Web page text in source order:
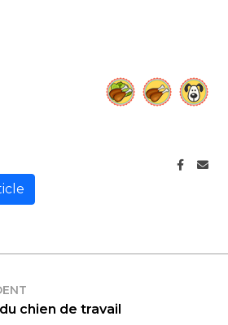
chien de travail